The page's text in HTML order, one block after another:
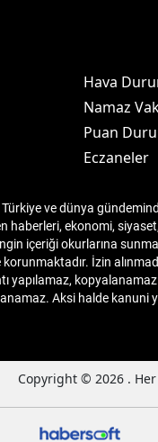
Hava
Namaz
Puan
Eczaneler
ve dünya
haberleri, ekonomi,
içeriği okurlarına
korunmaktadır. İzin
yapılamaz,
Aksi halde kanuni
Copyright © 2026 . Her